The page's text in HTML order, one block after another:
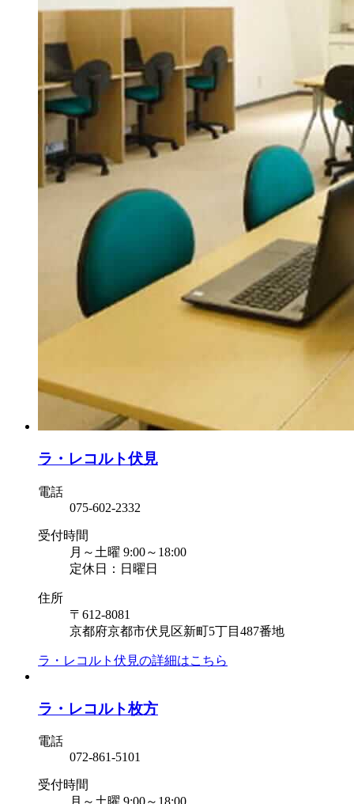
ラ・レコルト伏見
電話
075-602-2332
受付時間
月～土曜 9:00～18:00
定休日：日曜日
住所
〒612-8081
京都府京都市伏見区新町5丁目487番地
ラ・レコルト伏見の詳細はこちら
ラ・レコルト枚方
電話
072-861-5101
受付時間